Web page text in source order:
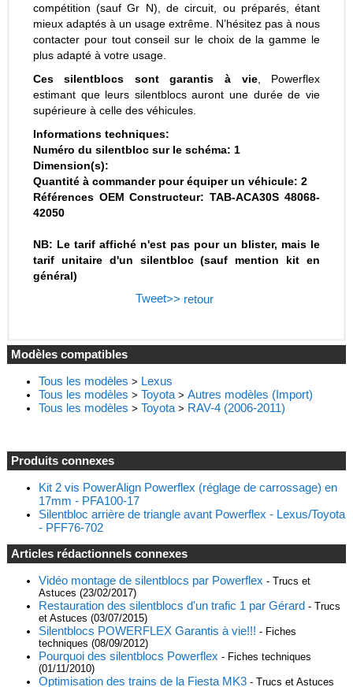
compétition (sauf Gr N), de circuit, ou préparés, étant
mieux adaptés à un usage extrême. N’hésitez pas à nous
contacter pour tout conseil sur le choix de la gamme le
plus adapté à votre usage.
Ces silentblocs sont garantis à vie, Powerflex
estimant que leurs silentblocs auront une durée de vie
supérieure à celle des véhicules.
Informations techniques:
Numéro du silentbloc sur le schéma: 1
Dimension(s):
Quantité à commander pour équiper un véhicule: 2
Références OEM Constructeur: TAB-ACA30S 48068-
42050
NB: Le tarif affiché n'est pas pour un blister, mais le
tarif unitaire d'un silentbloc (sauf mention kit en
général)
Tweet>> retour
Modèles compatibles
Tous les modèles > Lexus
Tous les modèles > Toyota> Autres modèles (Import)
Tous les modèles > Toyota> RAV-4 (2006-2011)
Produits connexes
Kit 2 vis PowerAlign Powerflex (réglage de carrossage) en
17mm - PFA100-17
Silentbloc arrière de triangle avant Powerflex - Lexus/Toyota
- PFF76-702
Articles rédactionnels connexes
Vidéo montage de silentblocs par Powerflex - Trucs et
Astuces (23/02/2017)
Restauration des silentblocs d'un trafic 1 par Gérard - Trucs
et Astuces (03/07/2015)
Silentblocs POWERFLEX Garantis à vie!!! - Fiches
techniques (08/09/2012)
Pourquoi des silentblocs Powerflex - Fiches techniques
(01/11/2010)
Optimisation des trains de la Fiesta MK3- Trucs et Astuces